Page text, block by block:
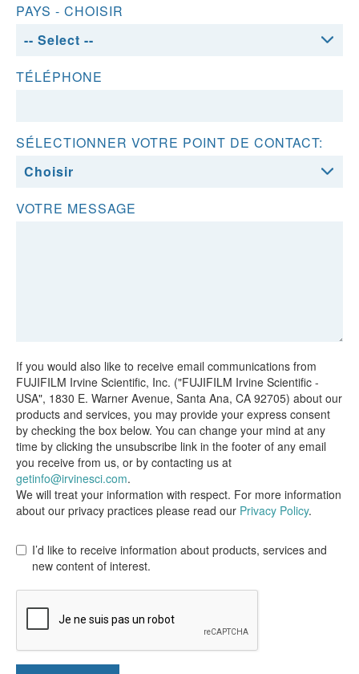
PAYS - CHOISIR
TÉLÉPHONE
SÉLECTIONNER VOTRE POINT DE CONTACT:
VOTRE MESSAGE
If you would also like to receive email communications from
FUJIFILM Irvine Scientific, Inc. ("FUJIFILM Irvine Scientific -
USA", 1830 E. Warner Avenue, Santa Ana, CA 92705) about our
products and services, you may provide your express consent
by checking the box below. You can change your mind at any
time by clicking the unsubscribe link in the footer of any email
you receive from us, or by contacting us at
getinfo@irvinesci.com.
We will treat your information with respect. For more information
about our privacy practices please read our Privacy Policy.
I’d like to receive information about products, services and
new content of interest.